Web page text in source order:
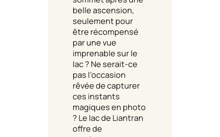
belle ascension,
seulement pour
être récompensé
par une vue
imprenable sur le
lac ? Ne serait-ce
pas l’occasion
rêvée de capturer
ces instants
magiques en photo
? Le lac de Liantran
offre de